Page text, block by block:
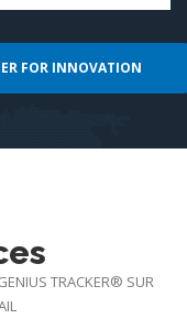
FOR INNOVATION
TRACKER® SUR